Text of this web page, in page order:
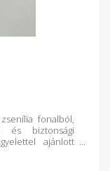
fonalból,
és biztonsági
ajánlott
szárítani